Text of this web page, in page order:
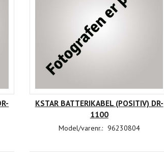
KSTAR BATTERIKABEL (POSITIV) DR-
1100
Model/varenr.: 96230804